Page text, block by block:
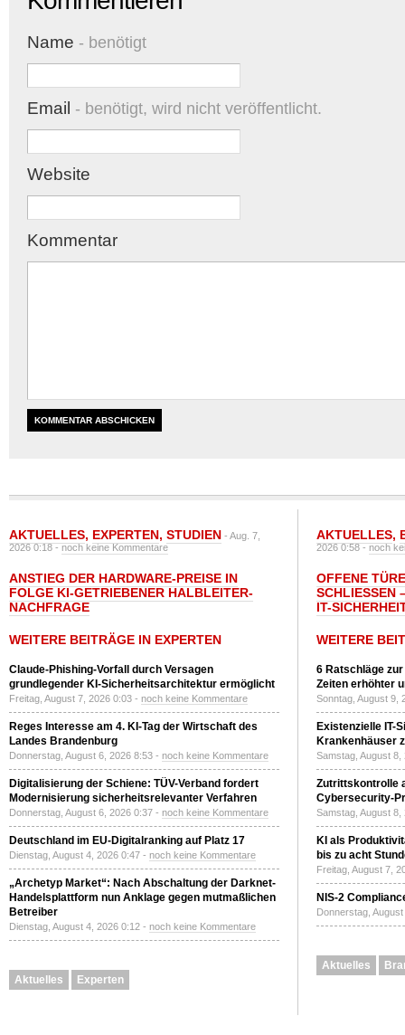
Name - benötigt
Email - benötigt, wird nicht veröffentlicht.
Website
Kommentar
AKTUELLES, EXPERTEN, STUDIEN - Aug. 7,
2026 0:18 -noch keine Kommentare
ANSTIEG DER HARDWARE-PREISE IN
FOLGE KI-GETRIEBENER HALBLEITER-
NACHFRAGE
WEITERE BEITRÄGE IN EXPERTEN
Claude-Phishing-Vorfall durch Versagen
grundlegender KI-Sicherheitsarchitektur ermöglicht
Freitag, August 7, 2026 0:03 - noch keine Kommentare
Reges Interesse am 4. KI-Tag der Wirtschaft des
Landes Brandenburg
Donnerstag, August 6, 2026 8:53 - noch keine Kommentare
Digitalisierung der Schiene: TÜV-Verband fordert
Modernisierung sicherheitsrelevanter Verfahren
Donnerstag, August 6, 2026 0:37 - noch keine Kommentare
Deutschland im EU-Digitalranking auf Platz 17
Dienstag, August 4, 2026 0:47 - noch keine Kommentare
„Archetyp Market“: Nach Abschaltung der Darknet-
Handelsplattform nun Anklage gegen mutmaßlichen
Betreiber
Dienstag, August 4, 2026 0:12 - noch keine Kommentare
Aktuelles Experten
AKTUELLES,
2026 0:58 -noch
OFFENE
SCHLIESSEN
T-
WEITERE
6 Ratschläge
Zeiten erhöhter
Sonntag, August 9,
Existenzielle IT-
Krankenhäuser
Samstag, August
Zutrittskontrolle
Cybersecurity-
Samstag, August
KI als
bis zu acht
Freitag, August 7,
NIS-2
Donnerstag,
Aktuelles